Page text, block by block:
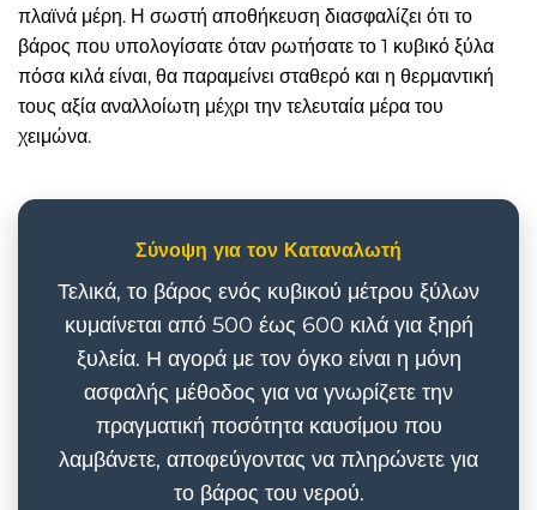
πλαϊνά μέρη. Η σωστή αποθήκευση διασφαλίζει ότι το
βάρος που υπολογίσατε όταν ρωτήσατε το 1 κυβικό ξύλα
πόσα κιλά είναι, θα παραμείνει σταθερό και η θερμαντική
τους αξία αναλλοίωτη μέχρι την τελευταία μέρα του
χειμώνα.
Σύνοψη για τον Καταναλωτή
Τελικά, το βάρος ενός κυβικού μέτρου ξύλων
κυμαίνεται από 500 έως 600 κιλά για ξηρή
ξυλεία. Η αγορά με τον όγκο είναι η μόνη
ασφαλής μέθοδος για να γνωρίζετε την
πραγματική ποσότητα καυσίμου που
λαμβάνετε, αποφεύγοντας να πληρώνετε για
το βάρος του νερού.